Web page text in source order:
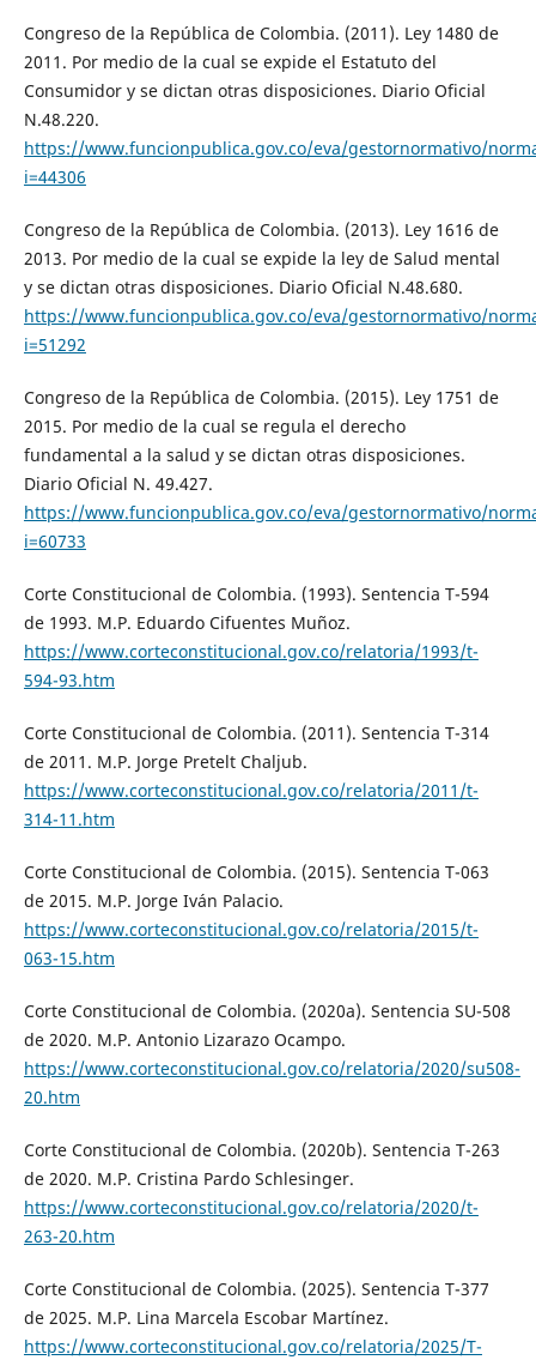
Congreso de la República de Colombia. (2011). Ley 1480 de
2011. Por medio de la cual se expide el Estatuto del
Consumidor y se dictan otras disposiciones. Diario Oficial
N.48.220.
https://www.funcionpublica.gov.co/eva/gestornormativo/
i=44306
Congreso de la República de Colombia. (2013). Ley 1616 de
2013. Por medio de la cual se expide la ley de Salud mental
y se dictan otras disposiciones. Diario Oficial N.48.680.
https://www.funcionpublica.gov.co/eva/gestornormativo/
i=51292
Congreso de la República de Colombia. (2015). Ley 1751 de
2015. Por medio de la cual se regula el derecho
fundamental a la salud y se dictan otras disposiciones.
Diario Oficial N. 49.427.
https://www.funcionpublica.gov.co/eva/gestornormativo/
i=60733
Corte Constitucional de Colombia. (1993). Sentencia T-594
de 1993. M.P. Eduardo Cifuentes Muñoz.
https://www.corteconstitucional.gov.co/relatoria/1993/t-
594-93.htm
Corte Constitucional de Colombia. (2011). Sentencia T-314
de 2011. M.P. Jorge Pretelt Chaljub.
https://www.corteconstitucional.gov.co/relatoria/2011/t-
314-11.htm
Corte Constitucional de Colombia. (2015). Sentencia T-063
de 2015. M.P. Jorge Iván Palacio.
https://www.corteconstitucional.gov.co/relatoria/2015/t-
063-15.htm
Corte Constitucional de Colombia. (2020a). Sentencia SU-508
de 2020. M.P. Antonio Lizarazo Ocampo.
https://www.corteconstitucional.gov.co/relatoria/2020/su508-
20.htm
Corte Constitucional de Colombia. (2020b). Sentencia T-263
de 2020. M.P. Cristina Pardo Schlesinger.
https://www.corteconstitucional.gov.co/relatoria/2020/t-
263-20.htm
Corte Constitucional de Colombia. (2025). Sentencia T-377
de 2025. M.P. Lina Marcela Escobar Martínez.
https://www.corteconstitucional.gov.co/relatoria/2025/T-